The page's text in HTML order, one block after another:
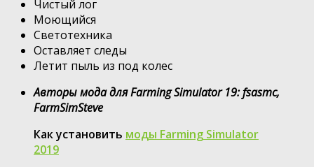
Чистый лог
Моющийся
Светотехника
Оставляет следы
Летит пыль из под колес
Авторы мода для Farming Simulator 19: fsasmc,
FarmSimSteve
Как установить моды Farming Simulator
2019